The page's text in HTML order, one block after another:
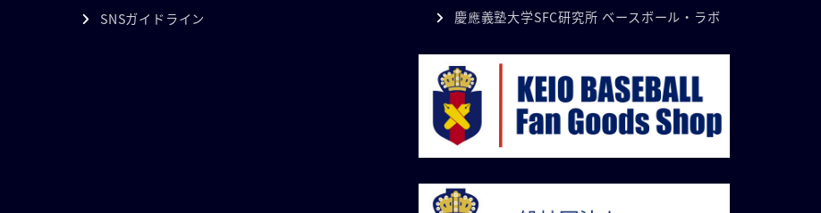
SNSガイドライン
慶應義塾大学SFC研究所 ベースボール・ラボ